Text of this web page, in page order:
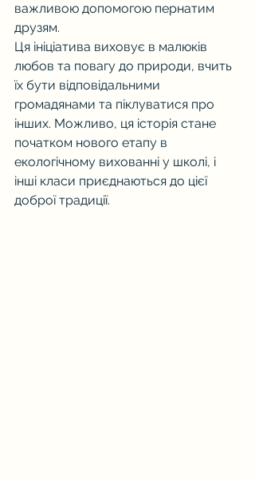
важливою допомогою пернатим
друзям.
Ця ініціатива виховує в малюків
любов та повагу до природи, вчить
їх бути відповідальними
громадянами та піклуватися про
інших. Можливо, ця історія стане
початком нового етапу в
екологічному вихованні у школі, і
інші класи приєднаються до цієї
доброї традиції.